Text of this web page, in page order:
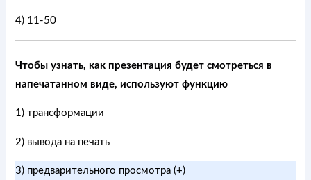
4) 11-50
Чтобы узнать, как презентация будет смотреться в
напечатанном виде, используют функцию
1) трансформации
2) вывода на печать
3) предварительного просмотра (+)